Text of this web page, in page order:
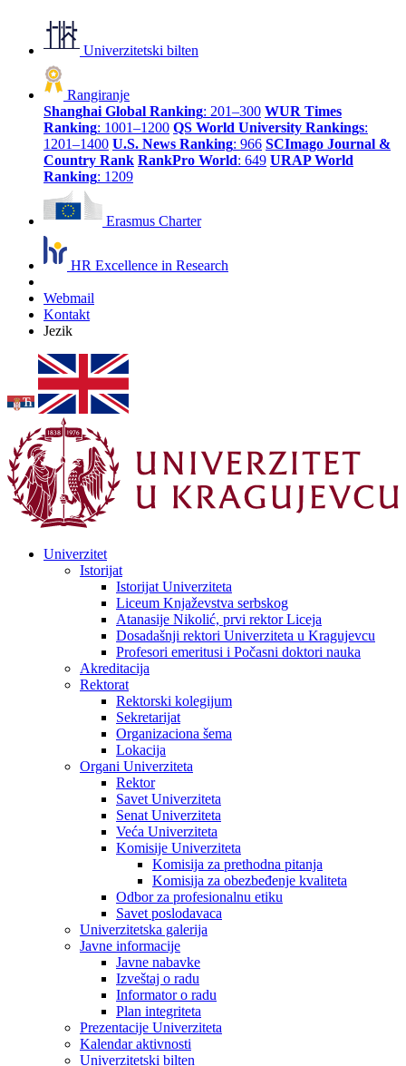
Univerzitetski bilten
Rangiranje
Shanghai Global Ranking: 201–300 WUR Times
Ranking: 1001–1200 QS World University Rankings:
1201–1400 U.S. News Ranking: 966 SCImago Journal &
Country Rank RankPro World: 649 URAP World
Ranking: 1209
Erasmus Charter
HR Excellence in Research
Webmail
Kontakt
Jezik
Univerzitet
Istorijat
Istorijat Univerziteta
Liceum Knjaževstva serbskog
Atanasije Nikolić, prvi rektor Liceja
Dosadašnji rektori Univerziteta u Kragujevcu
Profesori emeritusi i Počasni doktori nauka
Akreditacija
Rektorat
Rektorski kolegijum
Sekretarijat
Organizaciona šema
Lokacija
Organi Univerziteta
Rektor
Savet Univerziteta
Senat Univerziteta
Veća Univerziteta
Komisije Univerziteta
Komisija za prethodna pitanja
Komisija za obezbeđenje kvaliteta
Odbor za profesionalnu etiku
Savet poslodavaca
Univerzitetska galerija
Javne informacije
Javne nabavke
Izveštaj o radu
Informator o radu
Plan integriteta
Prezentacije Univerziteta
Kalendar aktivnosti
Univerzitetski bilten